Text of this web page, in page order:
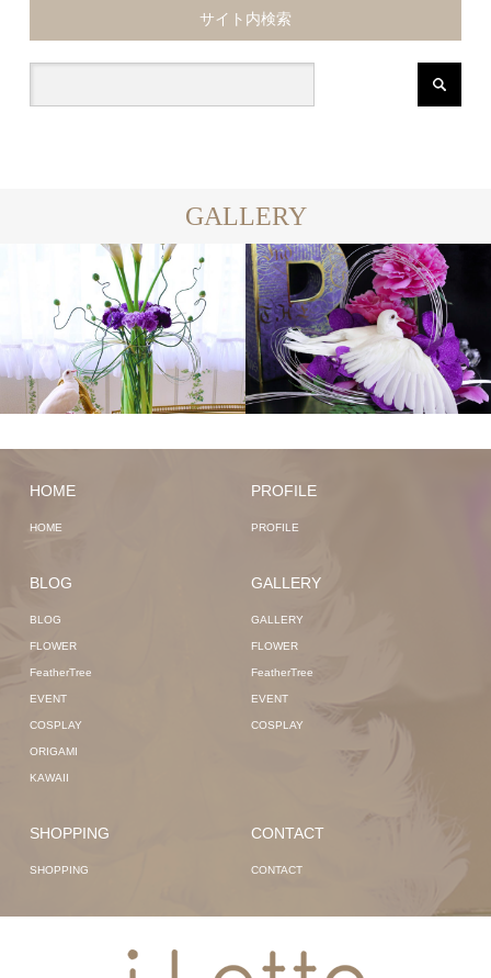
サイト内検索
GALLERY
HOME
HOME
PROFILE
PROFILE
BLOG
BLOG
FLOWER
FeatherTree
EVENT
COSPLAY
ORIGAMI
KAWAII
GALLERY
GALLERY
FLOWER
FeatherTree
EVENT
COSPLAY
SHOPPING
SHOPPING
CONTACT
CONTACT